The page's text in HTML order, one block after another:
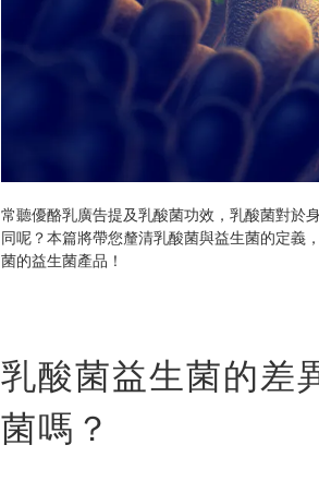
常聽優酪乳廣告提及乳酸菌功效，乳酸菌對於
同呢？本篇將帶您釐清乳酸菌與益生菌的定義
菌的益生菌產品！
乳酸菌益生菌的差
菌嗎？